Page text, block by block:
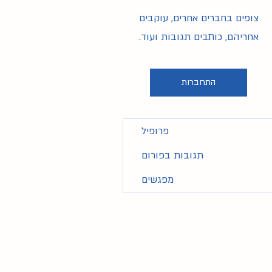
צופים בחברים אחרים, עוקבים
אחריהם, כותבים תגובות ועוד.
התחברות
פרופיל
תגובות בפורום
מפגשים